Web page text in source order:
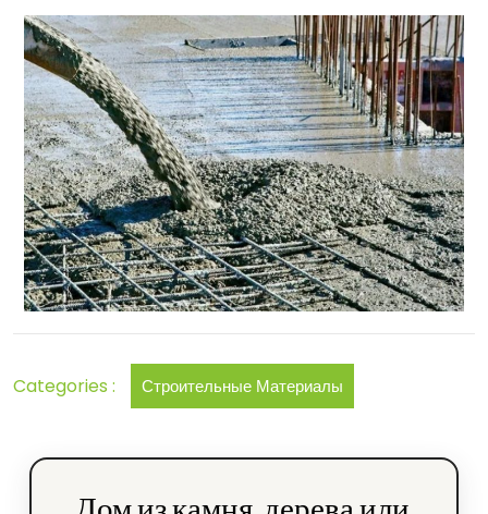
и
дерева
что
выбрать
для
частного
дома
Categories : Строительные Материалы